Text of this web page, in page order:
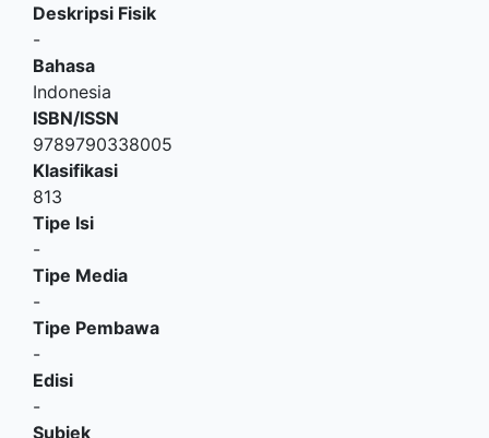
Deskripsi Fisik
-
Bahasa
Indonesia
ISBN/ISSN
9789790338005
Klasifikasi
813
Tipe Isi
-
Tipe Media
-
Tipe Pembawa
-
Edisi
-
Subjek